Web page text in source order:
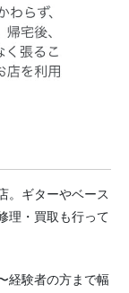
。ギターやベース
理・買取も行って
経験者の方まで幅